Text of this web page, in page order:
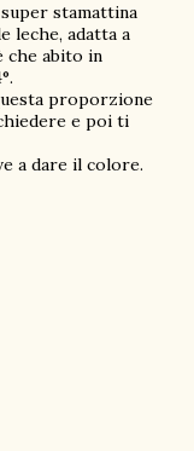
stamattina
leche, adatta a
che abito in
proporzione
e poi ti
a dare il colore.